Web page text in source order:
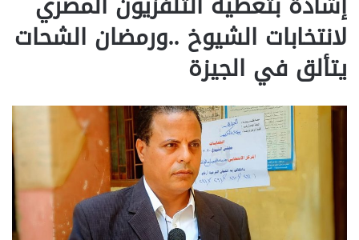
لانتخابات الشيوخ ..ورمضان الشحات
يتألق في الجيزة